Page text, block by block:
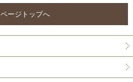
ページトップへ